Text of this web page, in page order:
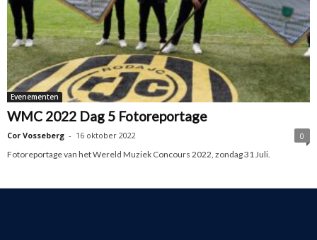
Evenementen
WMC 2022 Dag 5 Fotoreportage
Cor Vosseberg - 16 oktober 2022
0
Fotoreportage van het Wereld Muziek Concours 2022, zondag 31 Juli.